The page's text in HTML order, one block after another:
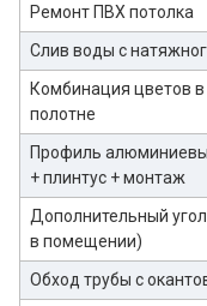
Ремонт ПВХ потолка
Слив воды с
Комбинация цветов
полотне
Профиль
+ плинтус + монтаж
Дополнительный
в помещении)
Обход трубы с